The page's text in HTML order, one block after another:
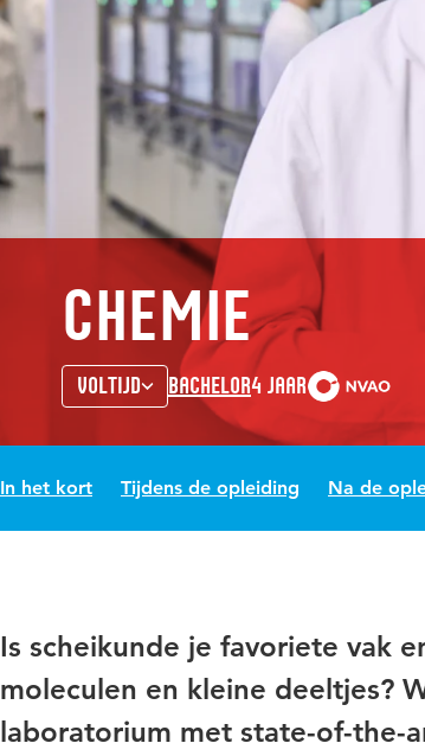
Chemie
Voltijd Bachelor4 jaar
In het kort Tijdens de opleiding Na de
Is scheikunde je favoriete vak
moleculen en kleine deeltjes?
laboratorium met state-of-the-